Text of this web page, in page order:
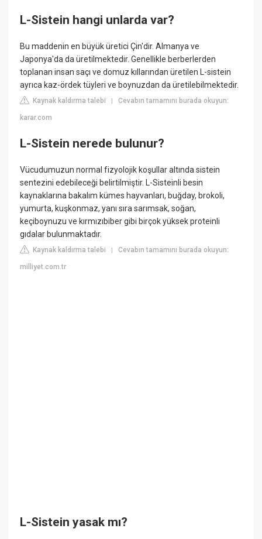
L-Sistein hangi unlarda var?
Bu maddenin en büyük üretici Çin'dir. Almanya ve
Japonya'da da üretilmektedir. Genellikle berberlerden
toplanan insan saçı ve domuz kıllarından üretilen L-sistein
ayrıca kaz-ördek tüyleri ve boynuzdan da üretilebilmektedir.
Kaynak kaldırma talebi |Cevabın tamamını burada okuyun:
karar.com
L-Sistein nerede bulunur?
Vücudumuzun normal fizyolojik koşullar altında sistein
sentezini edebileceği belirtilmiştir. L-Sisteinli besin
kaynaklarına bakalım kümes hayvanları, buğday, brokoli,
yumurta, kuşkonmaz, yanı sıra sarımsak, soğan,
keçiboynuzu ve kırmızıbiber gibi birçok yüksek proteinli
gıdalar bulunmaktadır.
Kaynak kaldırma talebi |Cevabın tamamını burada okuyun:
milliyet.com.tr
L-Sistein yasak mı?